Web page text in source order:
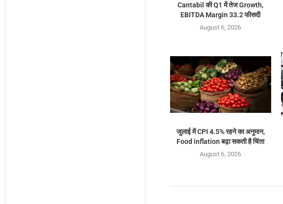
Cantabil की Q1 में तेज Growth,
EBITDA Margin 33.2 फीसदी
August 6, 2026
जुलाई में CPI 4.5% रहने का अनुमान,
Food inflation बढ़ा सकती है चिंता
August 6, 2026